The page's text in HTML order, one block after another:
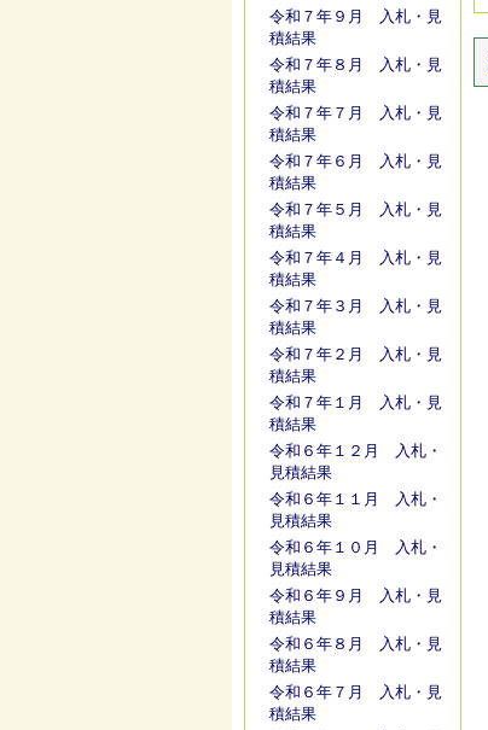
令和７年９月 入札・見
積結果
令和７年８月 入札・見
積結果
令和７年７月 入札・見
積結果
令和７年６月 入札・見
積結果
令和７年５月 入札・見
積結果
令和７年４月 入札・見
積結果
令和７年３月 入札・見
積結果
令和７年２月 入札・見
積結果
令和７年１月 入札・見
積結果
令和６年１２月 入札・
見積結果
令和６年１１月 入札・
見積結果
令和６年１０月 入札・
見積結果
令和６年９月 入札・見
積結果
令和６年８月 入札・見
積結果
令和６年７月 入札・見
積結果